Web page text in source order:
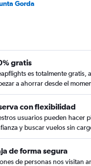
Gorda
gratis
es totalmente gratis,
a ahorrar desde el
con flexibilidad
usuarios pueden hacer
y buscar vuelos sin
de forma segura
de personas nos visitan